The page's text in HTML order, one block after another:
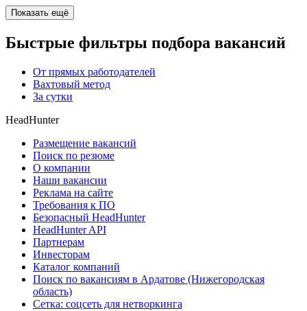
Показать ещё
Быстрые фильтры подбора вакансий
От прямых работодателей
Вахтовый метод
За сутки
HeadHunter
Размещение вакансий
Поиск по резюме
О компании
Наши вакансии
Реклама на сайте
Требования к ПО
Безопасный HeadHunter
HeadHunter API
Партнерам
Инвесторам
Каталог компаний
Поиск по вакансиям в Ардатове (Нижегородская
область)
Сетка: соцсеть для нетворкинга